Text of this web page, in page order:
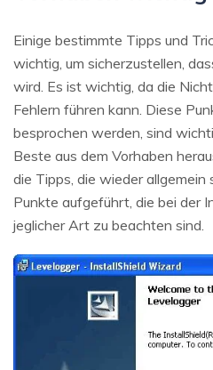
Einige bestimmte Tipps und
wichtig, um sicherzustellen,
wird. Es ist wichtig, da die
Fehlern führen kann. Diese
besprochen werden, sind
Beste aus dem Vorhaben
die Tipps, die wieder allgemein
Punkte aufgeführt, die bei der
jeglicher Art zu beachten sind.